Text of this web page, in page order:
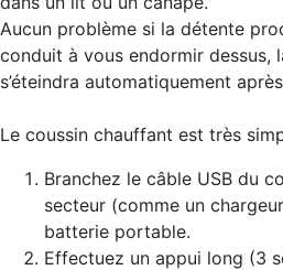
Aucun problème si la détente
conduit à vous endormir dessus,
s’éteindra automatiquement
Le coussin chauffant est très
Branchez le câble USB du
secteur (comme un
batterie portable.
Effectuez un appui long (3